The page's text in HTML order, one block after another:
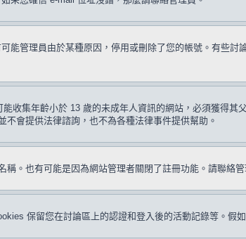
管理員由於某種原因，停用或刪除了您的帳號。有些
收集年齡小於 13 歲的未成年人資訊的網站，必須獲得
會提供法律諮詢，也不為各種法律事件提供幫助。
。也有可能是因為網站管理者關閉了註冊功能。請聯絡管
保留您在討論區上的認證和登入後的活動記錄等。假